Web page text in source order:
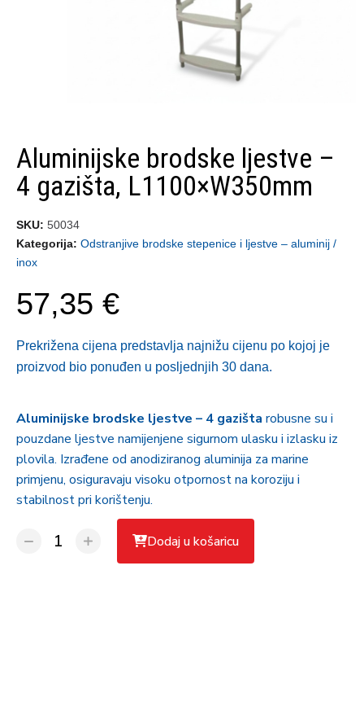
Aluminijske brodske ljestve –
4 gazišta, L1100×W350mm
SKU 50034
Kategorija Odstranjive brodske stepenice i ljestve – aluminij /
inox
57,35 €
Prekrižena cijena predstavlja najnižu cijenu po kojoj je
proizvod bio ponuđen u posljednjih 30 dana.
Aluminijske brodske ljestve – 4 gazišta robusne su i
pouzdane ljestve namijenjene sigurnom ulasku i izlasku iz
plovila. Izrađene od anodiziranog aluminija za marine
primjenu, osiguravaju visoku otpornost na koroziju i
stabilnost pri korištenju.
Dodaj u košaricu